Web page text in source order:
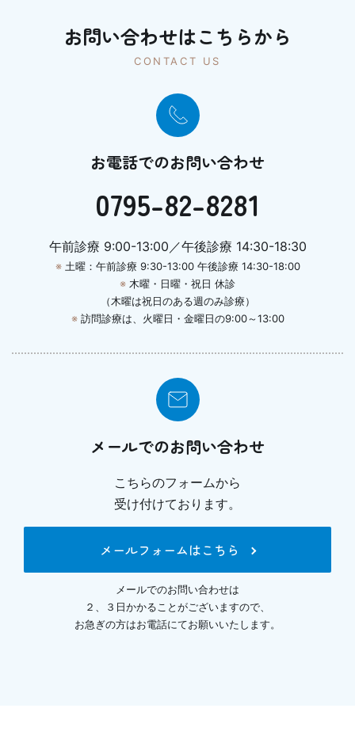
お問い合わせはこちらから
CONTACT US
お電話でのお問い合わせ
0795-82-8281
午前診療 9:00-13:00／午後診療 14:30-18:30
※土曜：午前診療 9:30-13:00 午後診療 14:30-18:00
※ 木曜・日曜・祝日 休診
（木曜は祝日のある週のみ診療）
※訪問診療は、火曜日・金曜日の9:00～13:00
メールでのお問い合わせ
こちらのフォームから
受け付けております。
メールフォームはこちら
メールでのお問い合わせは
２、３日かかることがございますので、
お急ぎの方はお電話にてお願いいたします。